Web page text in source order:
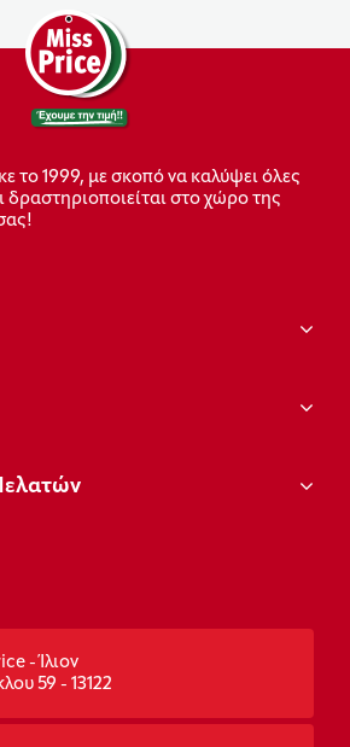
το 1999, με σκοπό να καλύψει όλες
δραστηριοποιείται στο χώρο της
- Ίλιον
59 - 13122